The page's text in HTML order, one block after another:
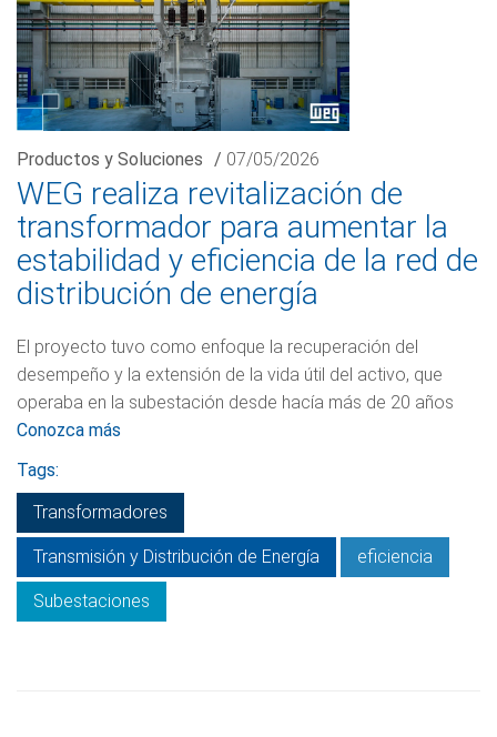
Productos y Soluciones / 07/05/2026
WEG realiza revitalización de
transformador para aumentar la
estabilidad y eficiencia de la red de
distribución de energía
El proyecto tuvo como enfoque la recuperación del
desempeño y la extensión de la vida útil del activo, que
operaba en la subestación desde hacía más de 20 años
Conozca más
Tags:
Transformadores
Transmisión y Distribución de Energía eficiencia
Subestaciones